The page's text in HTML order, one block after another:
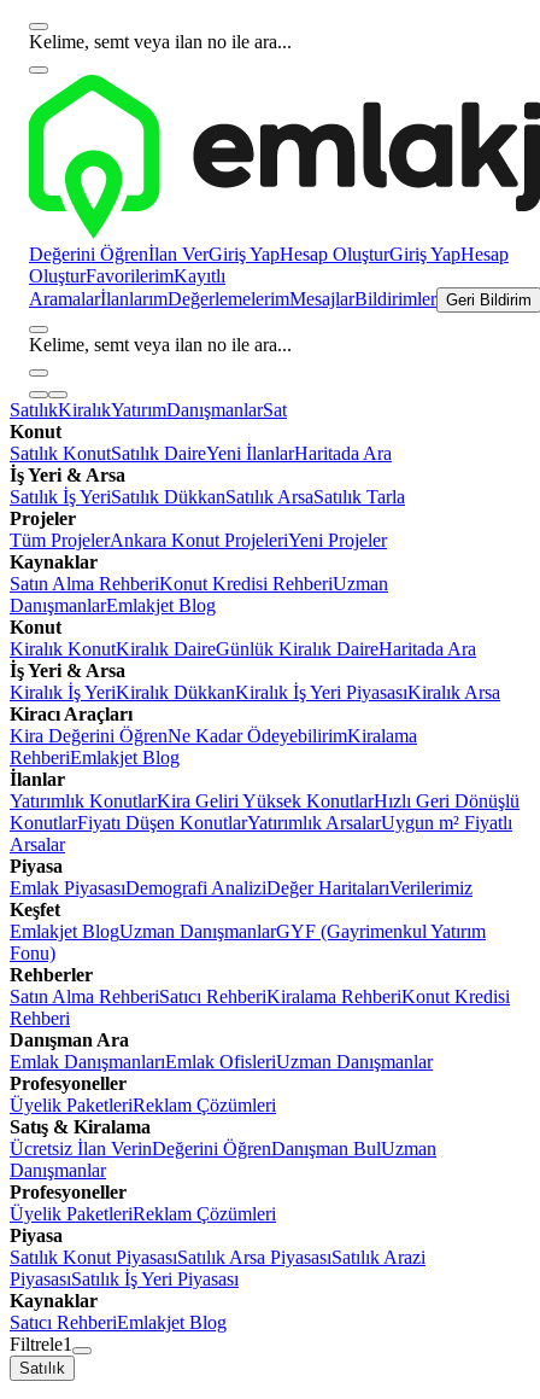
Kelime, semt veya ilan no ile ara...
Değerini Öğrenİlan VerGiriş YapHesap OluşturGiriş YapHesap
OluşturFavorilerimKayıtlı
AramalarİlanlarımDeğerlemelerimMesajlarBildirimler Geri Bildirim
Kelime, semt veya ilan no ile ara...
SatılıkKiralıkYatırımDanışmanlarSat
Konut
Satılık KonutSatılık DaireYeni İlanlarHaritada Ara
İş Yeri & Arsa
Satılık İş YeriSatılık DükkanSatılık ArsaSatılık Tarla
Projeler
Tüm ProjelerAnkara Konut ProjeleriYeni Projeler
Kaynaklar
Satın Alma RehberiKonut Kredisi RehberiUzman
DanışmanlarEmlakjet Blog
Konut
Kiralık KonutKiralık DaireGünlük Kiralık DaireHaritada Ara
İş Yeri & Arsa
Kiralık İş YeriKiralık DükkanKiralık İş Yeri PiyasasıKiralık Arsa
Kiracı Araçları
Kira Değerini ÖğrenNe Kadar ÖdeyebilirimKiralama
RehberiEmlakjet Blog
İlanlar
Yatırımlık KonutlarKira Geliri Yüksek KonutlarHızlı Geri Dönüşlü
KonutlarFiyatı Düşen KonutlarYatırımlık ArsalarUygun m² Fiyatlı
Arsalar
Piyasa
Emlak PiyasasıDemografi AnaliziDeğer HaritalarıVerilerimiz
Keşfet
Emlakjet BlogUzman DanışmanlarGYF (Gayrimenkul Yatırım
Fonu)
Rehberler
Satın Alma RehberiSatıcı RehberiKiralama RehberiKonut Kredisi
Rehberi
Danışman Ara
Emlak DanışmanlarıEmlak OfisleriUzman Danışmanlar
Profesyoneller
Üyelik PaketleriReklam Çözümleri
Satış & Kiralama
Ücretsiz İlan VerinDeğerini ÖğrenDanışman BulUzman
Danışmanlar
Profesyoneller
Üyelik PaketleriReklam Çözümleri
Piyasa
Satılık Konut PiyasasıSatılık Arsa PiyasasıSatılık Arazi
PiyasasıSatılık İş Yeri Piyasası
Kaynaklar
Satıcı RehberiEmlakjet Blog
Filtrele1
Satılık